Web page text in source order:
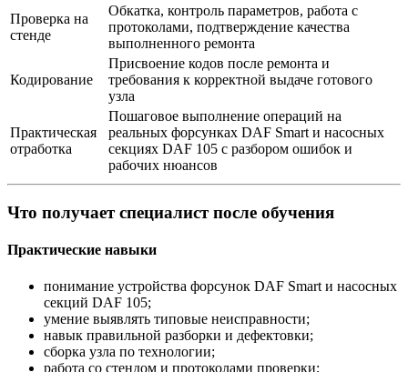
Проверка на
стенде
Обкатка, контроль параметров, работа с
протоколами, подтверждение качества
выполненного ремонта
Кодирование
Присвоение кодов после ремонта и
требования к корректной выдаче готового
узла
Практическая
отработка
Пошаговое выполнение операций на
реальных форсунках DAF Smart и насосных
секциях DAF 105 с разбором ошибок и
рабочих нюансов
Что получает специалист после обучения
Практические навыки
понимание устройства форсунок DAF Smart и насосных
секций DAF 105;
умение выявлять типовые неисправности;
навык правильной разборки и дефектовки;
сборка узла по технологии;
работа со стендом и протоколами проверки;